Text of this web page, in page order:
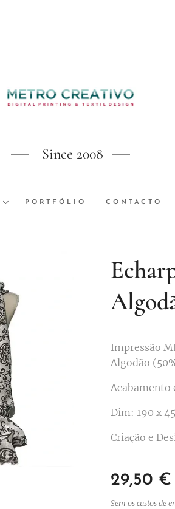
Since 2008
PORTFÓLIO CONTACTO
Impressão
Algodão
Acabamento
Dim: 190 x
Criação e
29,50 €
Sem os custos de